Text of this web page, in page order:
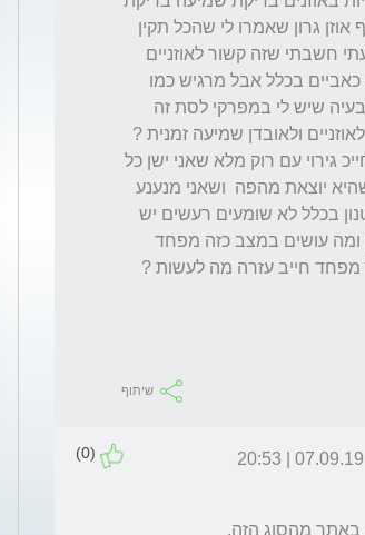
מפחד חייב עזרה מה לעשות ?
שיתוף
07.09.19 | 20:53
(0)
באתר מהסוג הזה.